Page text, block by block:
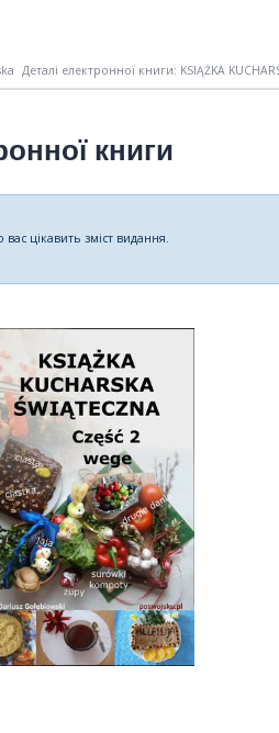
Деталі електронної книги: KSIĄŻKA
книги
вас цікавить зміст видання.